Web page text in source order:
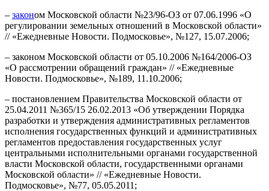
– законом Московской области №23/96-ОЗ от 07.06.1996 «О
регулировании земельных отношений в Московской области»
// «Ежедневные Новости. Подмосковье», №127, 15.07.2006;
– законом Московской области от 05.10.2006 №164/2006-ОЗ
«О рассмотрении обращений граждан» // «Ежедневные
Новости. Подмосковье», №189, 11.10.2006;
– постановлением Правительства Московской области от
25.04.2011 №365/15 26.02.2013 «Об утверждении Порядка
разработки и утверждения административных регламентов
исполнения государственных функций и административных
регламентов предоставления государственных услуг
центральными исполнительными органами государственной
власти Московской области, государственными органами
Московской области» // «Ежедневные Новости.
Подмосковье», №77, 05.05.2011;